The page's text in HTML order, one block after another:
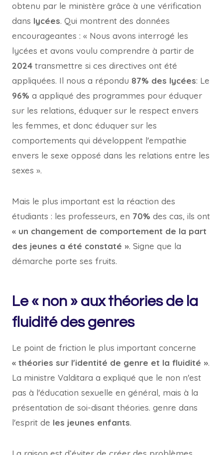
obtenu par le ministère grâce à une vérification
dans lycées. Qui montrent des données
encourageantes : « Nous avons interrogé les
lycées et avons voulu comprendre à partir de
2024 transmettre si ces directives ont été
appliquées. Il nous a répondu 87% des lycées: Le
96% a appliqué des programmes pour éduquer
sur les relations, éduquer sur le respect envers
les femmes, et donc éduquer sur les
comportements qui développent l'empathie
envers le sexe opposé dans les relations entre les
sexes ».
Mais le plus important est la réaction des
étudiants : les professeurs, en 70% des cas, ils ont
« un changement de comportement de la part
des jeunes a été constaté ». Signe que la
démarche porte ses fruits.
Le « non » aux théories de la
fluidité des genres
Le point de friction le plus important concerne
« théories sur l'identité de genre et la fluidité ».
La ministre Valditara a expliqué que le non n'est
pas à l'éducation sexuelle en général, mais à la
présentation de soi-disant théories. genre dans
l'esprit de les jeunes enfants.